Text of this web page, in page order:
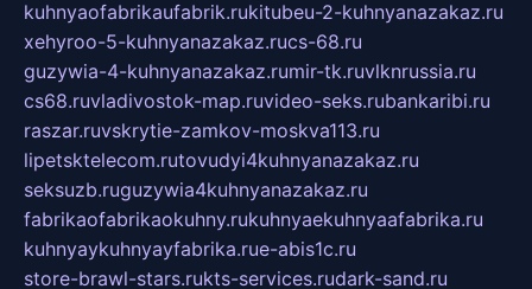
kuhnyaofabrikaufabrik.rukitubeu-2-kuhnyanazakaz.ru
xehyroo-5-kuhnyanazakaz.rucs-68.ru
guzywia-4-kuhnyanazakaz.rumir-tk.ruvlknrussia.ru
cs68.ruvladivostok-map.ruvideo-seks.rubankaribi.ru
raszar.ruvskrytie-zamkov-moskva113.ru
lipetsktelecom.rutovudyi4kuhnyanazakaz.ru
seksuzb.ruguzywia4kuhnyanazakaz.ru
fabrikaofabrikaokuhny.rukuhnyaekuhnyaafabrika.ru
kuhnyaykuhnyayfabrika.rue-abis1c.ru
store-brawl-stars.rukts-services.rudark-sand.ru